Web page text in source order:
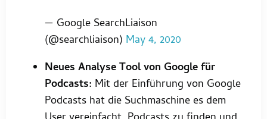
— Google SearchLiaison
(@searchliaison) May 4, 2020
Neues Analyse Tool von Google für
Podcasts: Mit der Einführung von Google
Podcasts hat die Suchmaschine es dem